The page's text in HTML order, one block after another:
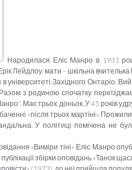
Народилася Еліс Манро в 1931
Лейдлоу, мати – шкільна
в університеті Західного Онтаріо.
з родиною спочатку
анро". Має трьох доньок. У 45 років
«після трьох мартіні».
У політиці помічена не
«Виміри тіні» Еліс Манро
збірки оповідань «Танок